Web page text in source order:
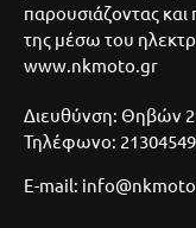
παρουσιάζοντας
της μέσω του
www.nkmoto.gr
Διευθύνση: Θηβών
Τηλέφωνο:
E-mail: